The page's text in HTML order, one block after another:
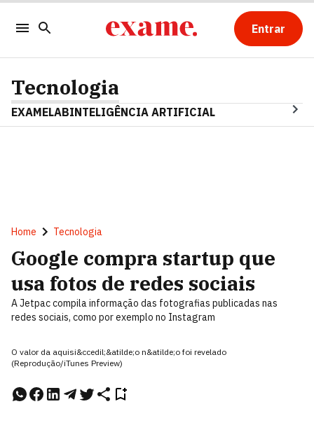
Entrar
Tecnologia
EXAMELABINTELIGÊNCIA ARTIFICIAL
Home Tecnologia
Google compra startup que
usa fotos de redes sociais
A Jetpac compila informação das fotografias publicadas nas
redes sociais, como por exemplo no Instagram
O valor da aquisi&ccedil;&atilde;o n&atilde;o foi revelado
(Reprodução/iTunes Preview)